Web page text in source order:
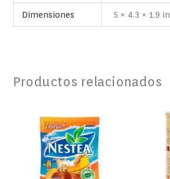
Dimensiones 5 × 4.3 × 1.9 in
Productos relacionados
Durazno
Sachet
90g
cantidad